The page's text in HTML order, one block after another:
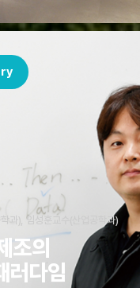
으로 지난해 11월 문을 열었
과), 임성훈교수(산업공학과)
조의
러다임